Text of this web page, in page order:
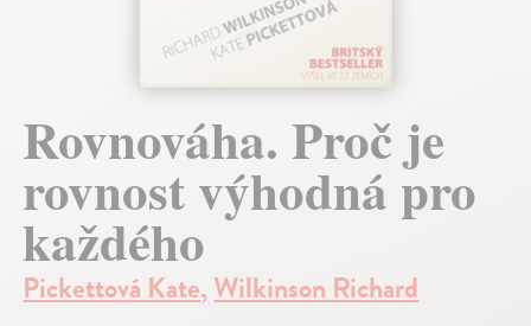
Rovnováha. Proč je
rovnost výhodná pro
každého
Pickettová Kate,Wilkinson Richard